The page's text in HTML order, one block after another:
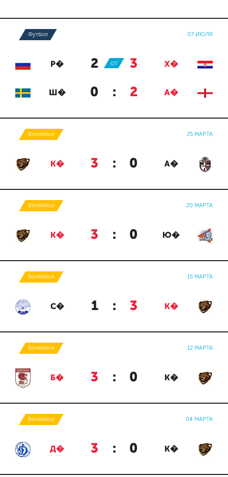
Футбол 07 ИЮЛЯ
Р� 2 : 3 Х�
ОТ
Ш� 0 : 2 А�
Волейбол 25 МАРТА
К� 3 : 0 А�
Волейбол 20 МАРТА
К� 3 : 0 Ю�
Волейбол 15 МАРТА
С� 1 : 3 К�
Волейбол 12 МАРТА
Б� 3 : 0 К�
Волейбол 04 МАРТА
Д� 3 : 0 К�